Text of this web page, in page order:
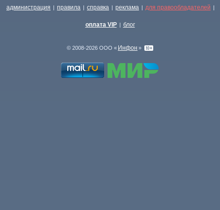
администрация | правила | справка | реклама | для правообладателей |
оплата VIP | блог
© 2008-2026 ООО « Инфон »